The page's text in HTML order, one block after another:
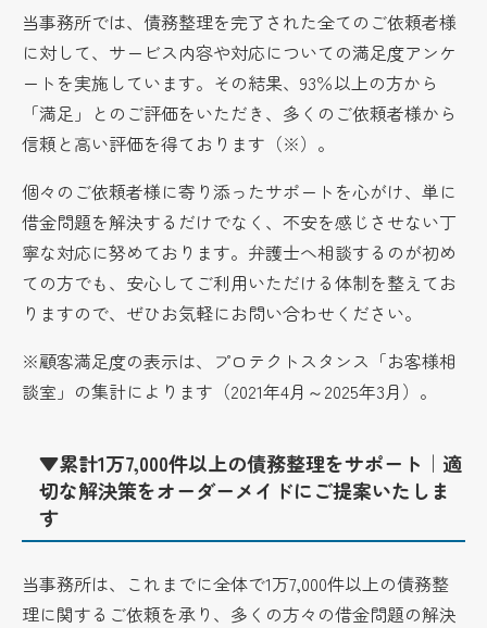
当事務所では、債務整理を完了された全てのご依頼者様
に対して、サービス内容や対応についての満足度アンケ
ートを実施しています。その結果、93％以上の方から
「満足」とのご評価をいただき、多くのご依頼者様から
信頼と高い評価を得ております（※）。
個々のご依頼者様に寄り添ったサポートを心がけ、単に
借金問題を解決するだけでなく、不安を感じさせない丁
寧な対応に努めております。弁護士へ相談するのが初め
ての方でも、安心してご利用いただける体制を整えてお
りますので、ぜひお気軽にお問い合わせください。
※顧客満足度の表示は、プロテクトスタンス「お客様相
談室」の集計によります（2021年4月～2025年3月）。
▼累計1万7,000件以上の債務整理をサポート｜適
切な解決策をオーダーメイドにご提案いたしま
す
当事務所は、これまでに全体で1万7,000件以上の債務整
理に関するご依頼を承り、多くの方々の借金問題の解決